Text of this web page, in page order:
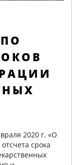
2020 г. «О
срока